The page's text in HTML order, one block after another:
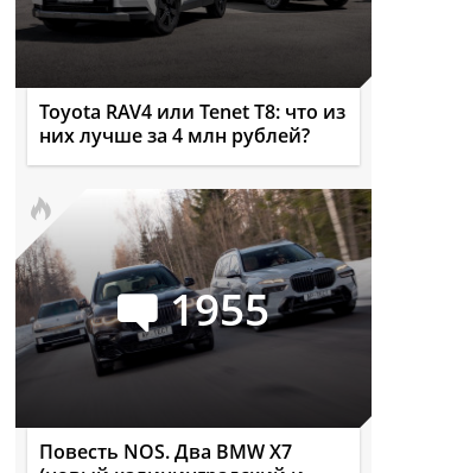
Toyota RAV4 или Tenet T8: что из
них лучше за 4 млн рублей?
1955
Повесть NOS. Два BMW X7